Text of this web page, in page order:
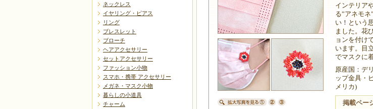
インテリア
る”アネモ
い！という
ました。花
ョンを付け
います。目
でマスクに
原産国：デ
ップ金具・
メリカ)
掲載ペー
ネックレス
イヤリング・ピアス
リング
ブレスレット
ブローチ
ヘアアクセサリー
セットアクセサリー
ファッション小物
スマホ・携帯 アクセサリー
メガネ・マスク小物
暮らしの小道具
チャーム